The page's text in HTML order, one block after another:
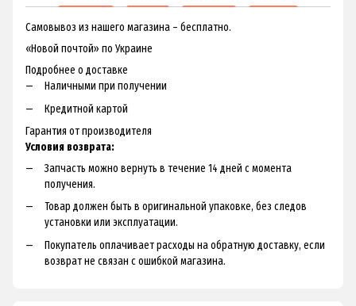
Самовывоз из нашего магазина – бесплатно.
«Новой почтой» по Украине
Подробнее о доставке
Наличными при получении
Кредитной картой
Гарантия от производителя
Условия возврата:
Запчасть можно вернуть в течение 14 дней с момента
получения.
Товар должен быть в оригинальной упаковке, без следов
установки или эксплуатации.
Покупатель оплачивает расходы на обратную доставку, если
возврат не связан с ошибкой магазина.